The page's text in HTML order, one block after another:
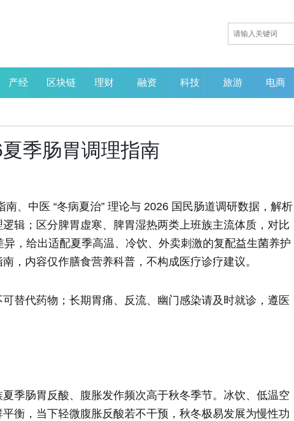
产经 区块链 理财 融资 科技 旅游 电商
季肠胃调理指南
南、中医 “冬病夏治” 理论与 2026 国民肠道调研数据，解析
辑；区分脾胃虚寒、脾胃湿热两类上班族主流体质，对比
，给出适配夏季高温、冷饮、外卖刺激的复配益生菌养护
，内容仅作膳食营养科普，不构成医疗诊疗建议。
替代药物；长期胃痛、反流、幽门感染请及时就诊，遵医
季肠胃反酸、腹胀发作频次高于秋冬季节。冰饮、低温空
衡，当下轻微腹胀反酸若不干预，秋冬极易发展为慢性功